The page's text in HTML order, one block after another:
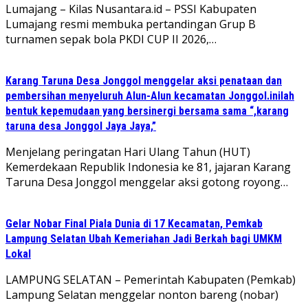
Lumajang – Kilas Nusantara.id – PSSI Kabupaten
Lumajang resmi membuka pertandingan Grup B
turnamen sepak bola PKDI CUP II 2026,…
Karang Taruna Desa Jonggol menggelar aksi penataan dan
pembersihan menyeluruh Alun-Alun kecamatan Jonggol.inilah
bentuk kepemudaan yang bersinergi bersama sama “,karang
taruna desa Jonggol Jaya Jaya,”
‎Menjelang peringatan Hari Ulang Tahun (HUT)
Kemerdekaan Republik Indonesia ke 81, jajaran Karang
Taruna Desa Jonggol menggelar aksi gotong royong…
Gelar Nobar Final Piala Dunia di 17 Kecamatan, Pemkab
Lampung Selatan Ubah Kemeriahan Jadi Berkah bagi UMKM
Lokal
LAMPUNG SELATAN – Pemerintah Kabupaten (Pemkab)
Lampung Selatan menggelar nonton bareng (nobar)